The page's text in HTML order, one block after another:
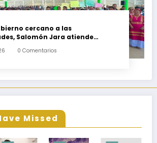
cercano a las
Salomón Jara atiende
0 Comentarios
Missed